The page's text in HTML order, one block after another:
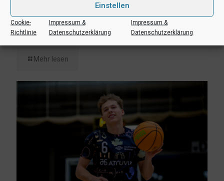
Einstellen
Cookie-
Richtlinie
Impressum &
Datenschutzerklärung
Impressum &
Datenschutzerklärung
3. August 2026
Uni Baskets komplettieren Trainerteam mit Lennart Laufmann
Mehr lesen